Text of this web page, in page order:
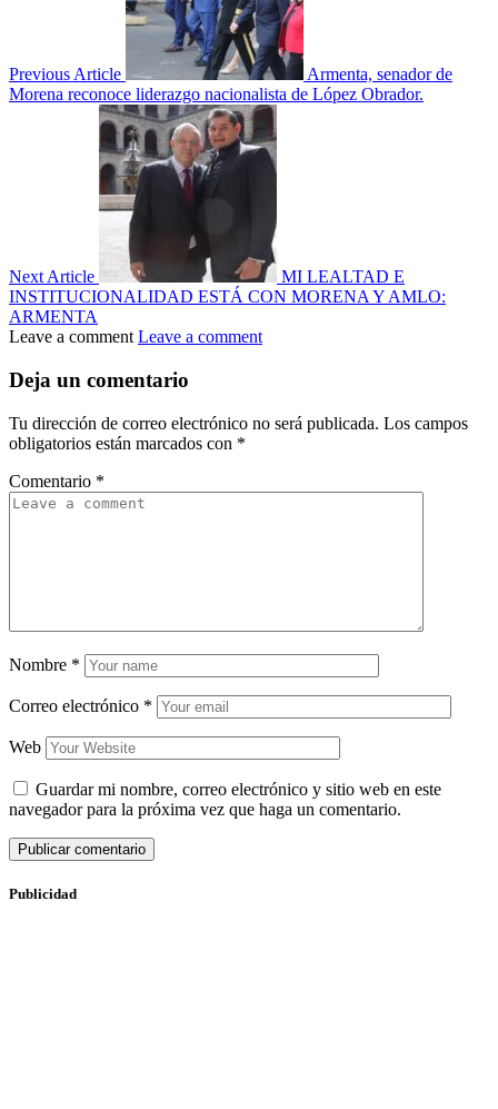
Previous Article
Armenta, senador de
Morena reconoce liderazgo nacionalista de López Obrador.
Next Article
MI LEALTAD E
INSTITUCIONALIDAD ESTÁ CON MORENA Y AMLO:
ARMENTA
Leave a comment Leave a comment
Deja un comentario
Tu dirección de correo electrónico no será publicada. Los campos
obligatorios están marcados con *
Comentario *
Nombre *
Correo electrónico *
Web
Guardar mi nombre, correo electrónico y sitio web en este
navegador para la próxima vez que haga un comentario.
Publicidad